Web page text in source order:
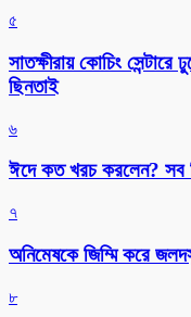
৫
সাতক্ষীরায় কোচিং
ছিনতাই
৬
ঈদে কত খরচ করলেন? সব
৭
অনিমেষকে জিম্মি করে
৮